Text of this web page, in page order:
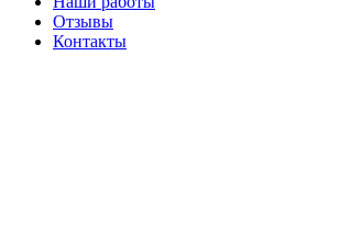
Отзывы
Контакты